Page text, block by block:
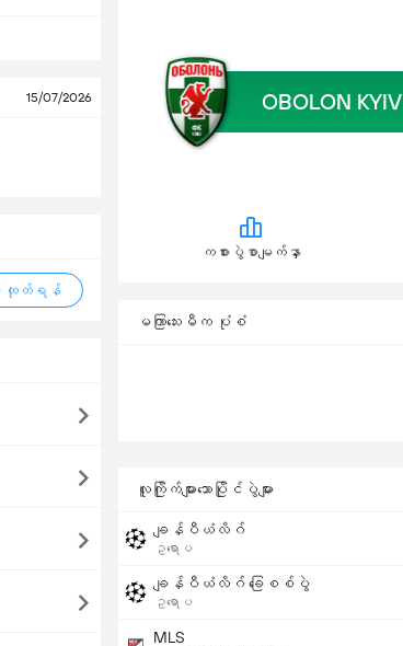
15/07/2026
ထုတ်ရန်
OBOLON KYIV
ကစားပွဲစာမျက်နှာ
မကြာသေးမီက ပုံစံ
လူကြိုက်များသောပြိုင်ပွဲများ
ချန်ပီယံလိဂ်
ဥရောပ
ချန်ပီယံလိဂ် ခြေစစ်ပွဲ
ဥရောပ
MLS